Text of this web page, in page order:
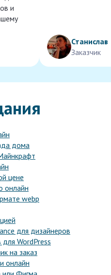
и
Станислав
Заказчик
дома
цене
онлайн
webp
для дизайнеров
WordPress
на заказ
онлайн